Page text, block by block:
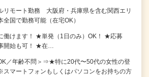
リモート勤務 大阪府・兵庫県を含む関西エリ
全国で勤務可能（在宅OK）
働けます！ ★単発（1日のみ）OK！ ★応募
開始も可！ ★在…
／年齢不問＞⇒★特に20代〜50代の女性の登
マートフォンもしくはパソコンをお持ちの方